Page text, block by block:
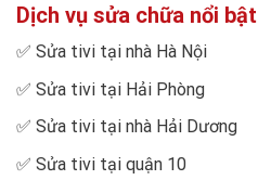
Dịch vụ sửa chữa nổi bật
✅ Sửa tivi tại nhà Hà Nội
✅ Sửa tivi tại Hải Phòng
✅ Sửa tivi tại nhà Hải Dương
✅ Sửa tivi tại quận 10